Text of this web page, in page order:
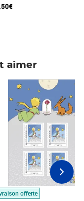
panier
aimer
offerte
7,50€